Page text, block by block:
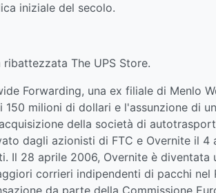
iniziale del secolo.
The UPS Store.
Forwarding, una ex filiale di Menlo
milioni di dollari e l'assunzione di
della società di
dagli azionisti di FTC e Overnite il 4
Il 28 aprile 2006, Overnite è diventata
corrieri indipendenti di pacchi nel
da parte della Commissione